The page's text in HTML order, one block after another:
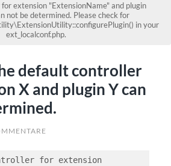
extension "ExtensionName" and plugin
not be determined. Please check for
in your
ext_localconf.php.
default controller
X and plugin Y can
for extension